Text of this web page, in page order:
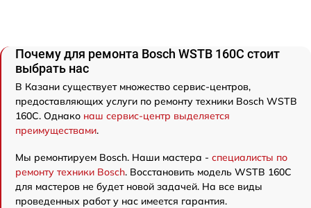
Почему для ремонта Bosch WSTB 160C стоит
выбрать нас
В Казани существует множество сервис-центров,
предоставляющих услуги по ремонту техники Bosch WSTB
160C. Однако наш сервис-центр выделяется
преимуществами.
Мы ремонтируем Bosch. Наши мастера - специалисты по
ремонту техники Bosch. Восстановить модель WSTB 160C
для мастеров не будет новой задачей. На все виды
проведенных работ у нас имеется гарантия.